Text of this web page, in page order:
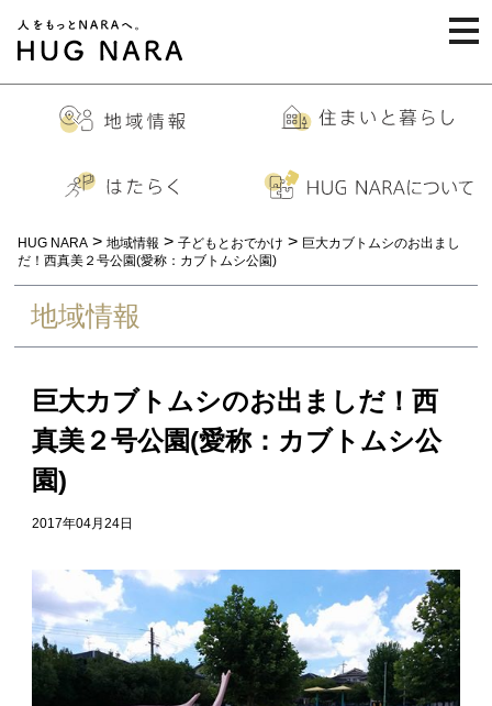
HUG NARA > 地域情報 > 子どもとおでかけ > 巨大カブトムシのお出まし
だ！西真美２号公園(愛称：カブトムシ公園)
地域情報
巨大カブトムシのお出ましだ！西
真美２号公園(愛称：カブトムシ公
園)
2017年04月24日